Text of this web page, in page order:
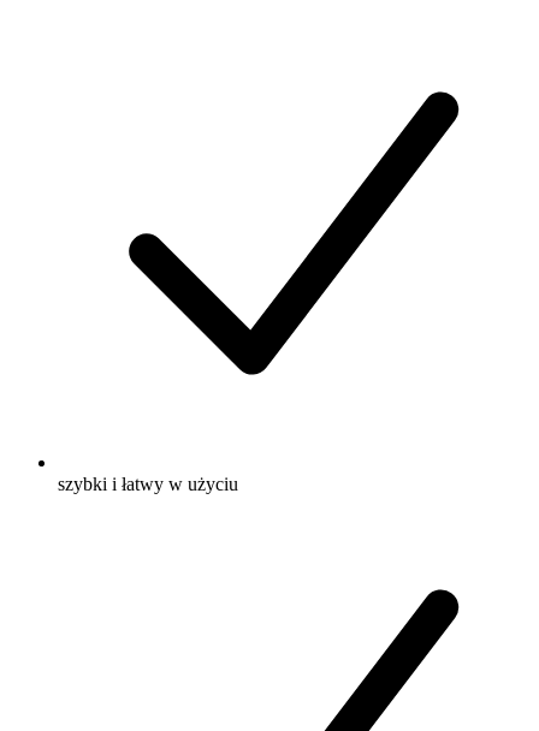
szybki i łatwy w użyciu